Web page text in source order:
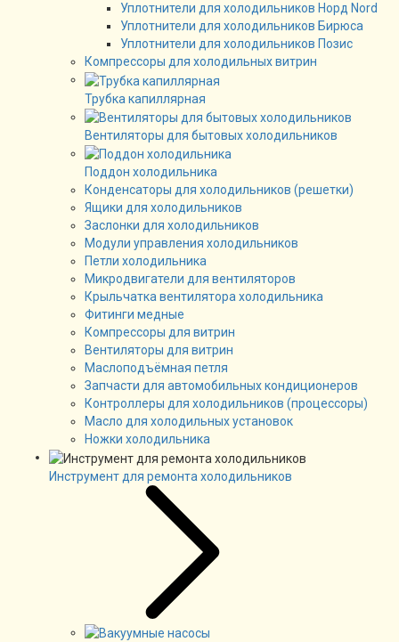
Уплотнители для холодильников Норд Nord
Уплотнители для холодильников Бирюса
Уплотнители для холодильников Позис
Компрессоры для холодильных витрин
Трубка капиллярная
Вентиляторы для бытовых холодильников
Поддон холодильника
Конденсаторы для холодильников (решетки)
Ящики для холодильников
Заслонки для холодильников
Модули управления холодильников
Петли холодильника
Микродвигатели для вентиляторов
Крыльчатка вентилятора холодильника
Фитинги медные
Компрессоры для витрин
Вентиляторы для витрин
Маслоподъёмная петля
Запчасти для автомобильных кондиционеров
Контроллеры для холодильников (процессоры)
Масло для холодильных установок
Ножки холодильника
Инструмент для ремонта холодильников